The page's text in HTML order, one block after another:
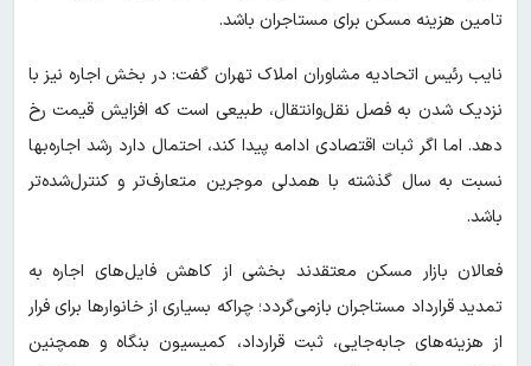
تامین هزینه مسکن برای مستاجران باشد.
نایب رئیس اتحادیه مشاوران املاک تهران گفت: در بخش اجاره نیز با
نزدیک شدن به فصل نقل‌وانتقال، طبیعی است که افزایش قیمت رخ
دهد. اما اگر ثبات اقتصادی ادامه پیدا کند، احتمال دارد رشد اجاره‌بها
نسبت به سال گذشته با همدلی موجرین متعارف‌تر و کنترل‌شده‌تر
باشد.
فعالان بازار مسکن معتقدند بخشی از کاهش فایل‌های اجاره به
تمدید قرارداد مستاجران بازمی‌گردد؛ چراکه بسیاری از خانوارها برای فرار
از هزینه‌های جابه‌جایی، ثبت قرارداد، کمیسیون بنگاه و همچنین